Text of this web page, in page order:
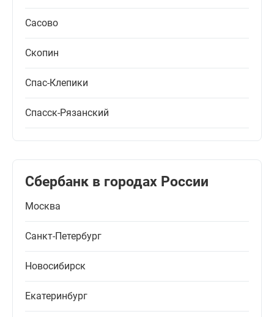
Сасово
Скопин
Спас-Клепики
Спасск-Рязанский
Сбербанк в городах России
Москва
Санкт-Петербург
Новосибирск
Екатеринбург